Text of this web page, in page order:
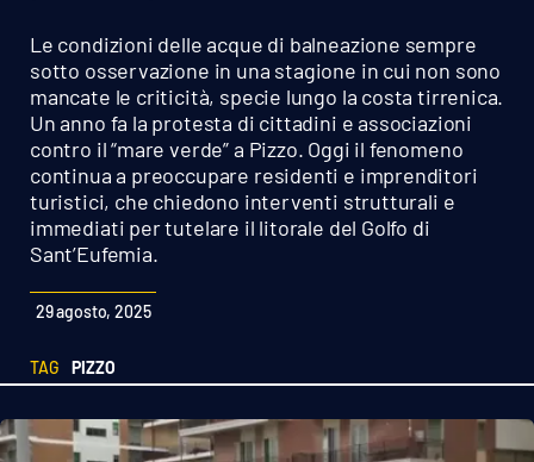
Sport
Cultura
Podcast
Meteo
Editoriali
Ambiente
Le condizioni delle acque di balneazione sempre
sotto osservazione in una stagione in cui non sono
mancate le criticità, specie lungo la costa tirrenica.
Un anno fa la protesta di cittadini e associazioni
contro il “mare verde” a Pizzo. Oggi il fenomeno
continua a preoccupare residenti e imprenditori
turistici, che chiedono interventi strutturali e
immediati per tutelare il litorale del Golfo di
Sant’Eufemia.
29 agosto, 2025
TAG PIZZO